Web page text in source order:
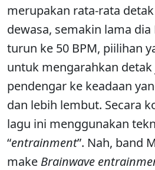
merupakan rata-rata
dewasa, semakin lama dia
turun ke 50 BPM, piilihan
untuk mengarahkan
pendengar ke keadaan
dan lebih lembut. Secara
lagu ini menggunakan
“entrainment”. Nah, band
make Brainwave